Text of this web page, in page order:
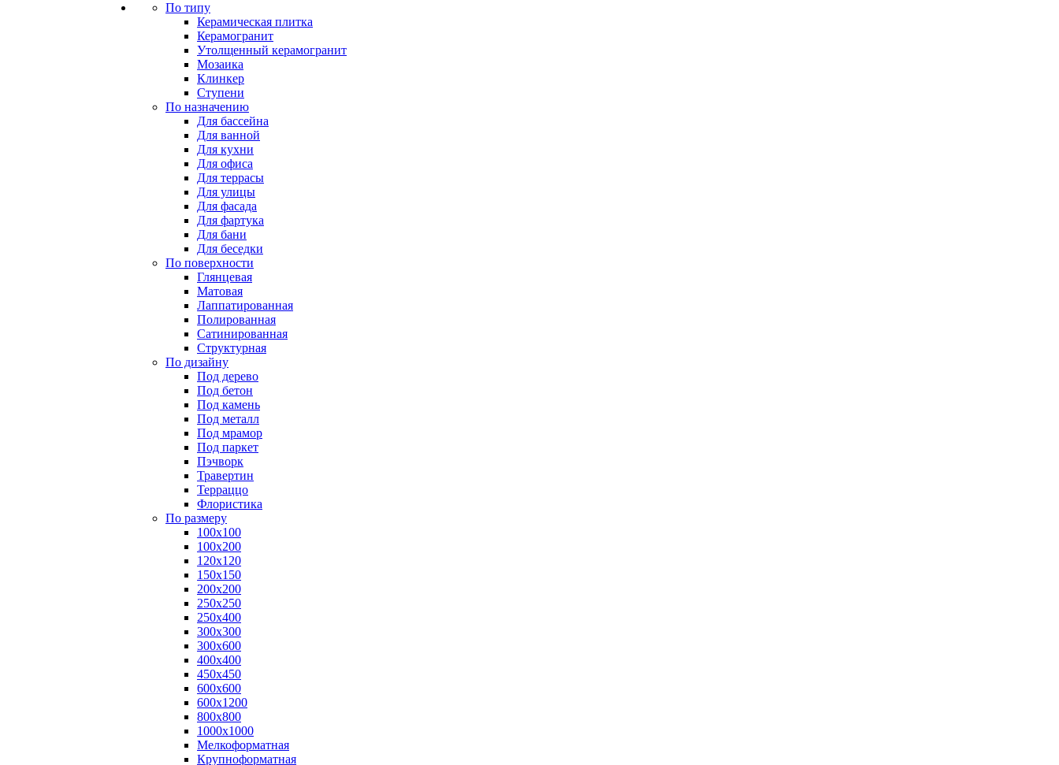
По типу
Керамическая плитка
Керамогранит
Утолщенный керамогранит
Мозаика
Клинкер
Ступени
По назначению
Для бассейна
Для ванной
Для кухни
Для офиса
Для террасы
Для улицы
Для фасада
Для фартука
Для бани
Для беседки
По поверхности
Глянцевая
Матовая
Лаппатированная
Полированная
Сатинированная
Структурная
По дизайну
Под дерево
Под бетон
Под камень
Под металл
Под мрамор
Под паркет
Пэчворк
Травертин
Терраццо
Флористика
По размеру
100х100
100х200
120х120
150х150
200х200
250х250
250х400
300х300
300х600
400х400
450х450
600х600
600х1200
800х800
1000х1000
Мелкоформатная
Крупноформатная